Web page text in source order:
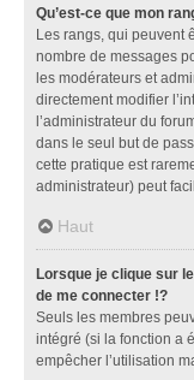
Qu’est-ce que mon
Les rangs, qui peuvent
nombre de messages
les modérateurs et
directement modifier
l’administrateur du
dans le seul but de
cette pratique est
administrateur) peut
Haut
Lorsque je clique sur
de me connecter !?
Seuls les membres
intégré (si la fonction a
empêcher l’utilisation